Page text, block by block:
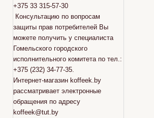
+375 33 315-57-30
Консультацию по вопросам
защиты прав потребителей Вы
можете получить у специалиста
Гомельского городского
исполнительного комитета по тел.:
+375 (232) 34-77-35.
Интернет-магазин koffeek.by
рассматривает электронные
обращения по адресу
koffeek@tut.by